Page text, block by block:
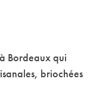
Bordeaux qui
briochées